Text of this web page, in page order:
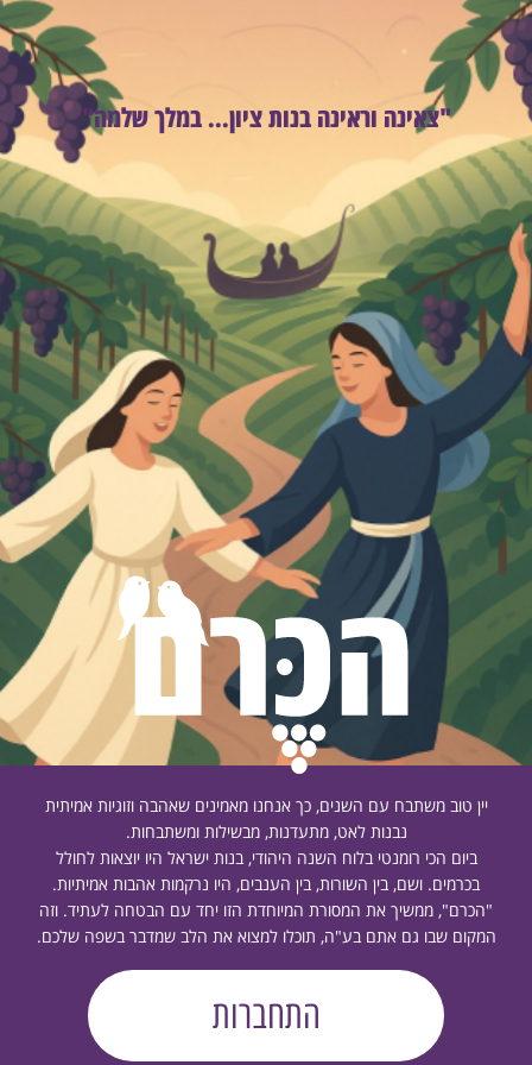
"צאינה וראינה בנות ציון... במלך שלמה"
יין טוב משתבח עם השנים, כך אנחנו מאמינים שאהבה וזוגיות אמיתית
נבנות לאט, מתעדנות, מבשילות ומשתבחות.
ביום הכי רומנטי בלוח השנה היהודי, בנות ישראל היו יוצאות לחולל
בכרמים. ושם, בין השורות, בין הענבים, היו נרקמות אהבות אמיתיות.
"הכרם", ממשיך את המסורת המיוחדת הזו יחד עם הבטחה לעתיד. וזה
המקום שבו גם אתם בע"ה, תוכלו למצוא את הלב שמדבר בשפה שלכם.
התחברות